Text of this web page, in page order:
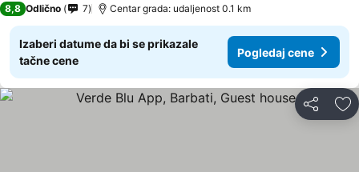
8,8 Odlično 7 Centar grada: udaljenost 0.1 km
Izaberi datume da bi se prikazale
tačne cene
Pogledaj cene
Deli